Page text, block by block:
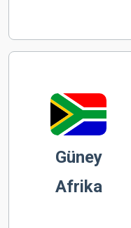
Güney
Afrika